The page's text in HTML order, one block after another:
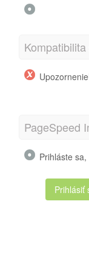
PageSpeed
Prihláste
Prihlásiť